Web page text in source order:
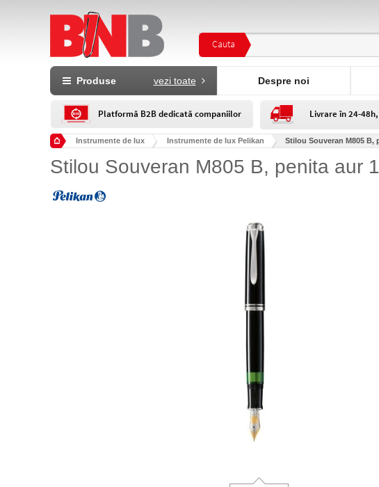
Cauta
Produse vezi toate Despre noi
Platformă B2B dedicată companiilor Livrare în 24-
Instrumente de lux Instrumente de lux Pelikan Stilou Souveran M805 B,
Stilou Souveran M805 B, penita aur